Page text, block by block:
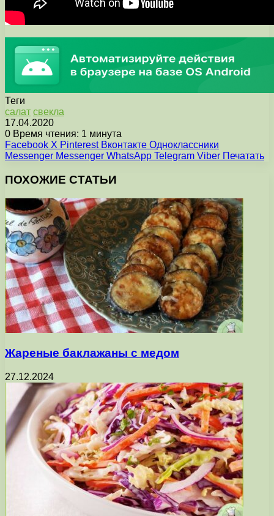
Теги
салат свекла
17.04.2020
0 Время чтения: 1 минута
Facebook X Pinterest Вконтакте Одноклассники
Messenger Messenger WhatsApp Telegram Viber Печатать
ПОХОЖИЕ СТАТЬИ
Жареные баклажаны с медом
27.12.2024